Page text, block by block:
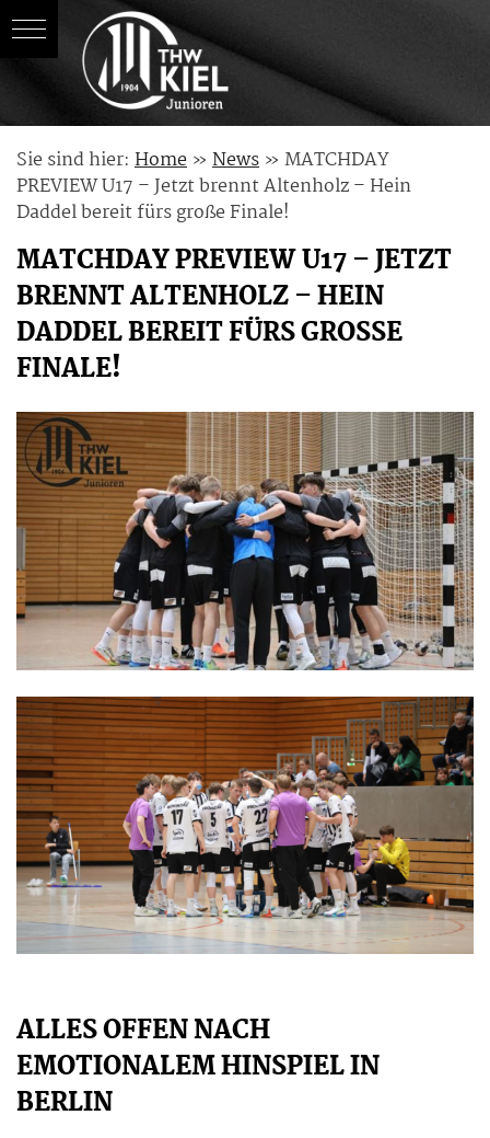
content
Sie sind hier: Home » News » MATCHDAY
PREVIEW U17 – Jetzt brennt Altenholz – Hein
Daddel bereit fürs große Finale!
MATCHDAY PREVIEW U17 – JETZT
BRENNT ALTENHOLZ – HEIN
DADDEL BEREIT FÜRS GROSSE F
INALE!
ALLES OFFEN NACH
EMOTIONALEM HINSPIEL IN
BERLIN